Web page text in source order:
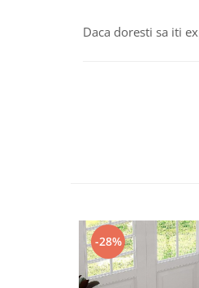
Daca doresti sa iti
-28%